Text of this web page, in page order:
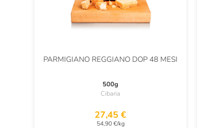
PARMIGIANO REGGIANO DOP 48 MESI
500g
Cibaria
27,45 €
54,90 €/kg